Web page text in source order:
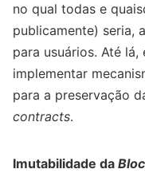
no qual todas e
publicamente) seria,
para usuários. Até
implementar
para a preservação
contracts.
Imutabilidade da